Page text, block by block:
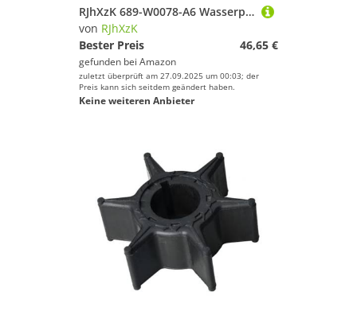
RJhXzK 689-W0078-A6 Wasserpumpen-Laufradsatz passend for ymh 2-Takt 25 30 PS Außenbordmotor 689-W0078-A4 689-W0078-04 689-W0078-00 18-3426
von RJhXzK
Bester Preis
46,65 €
gefunden bei Amazon
zuletzt überprüft am 27.09.2025 um 00:03; der
Preis kann sich seitdem geändert haben.
Keine weiteren Anbieter